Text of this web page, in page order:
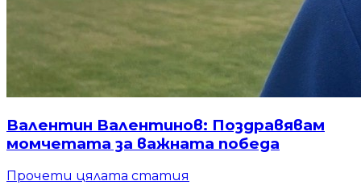
Валентин Валентинов: Поздравявам
момчетата за важната победа
Прочети цялата статия